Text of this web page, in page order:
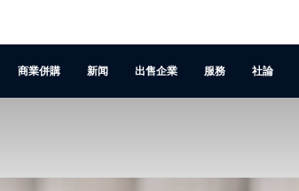
商業併購 新闻 出售企業 服務 社論